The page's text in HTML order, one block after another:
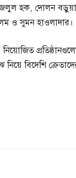
হক, দোলন
ও সুমন হাওলাদার।
নিয়োজিত
বিদেশি